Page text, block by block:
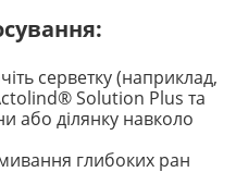
серветку (наприклад,
Solution Plus та
або ділянку навколо
глибоких ран